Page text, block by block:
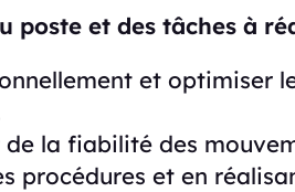
poste et des tâches à
et optimiser
la fiabilité des
procédures et en